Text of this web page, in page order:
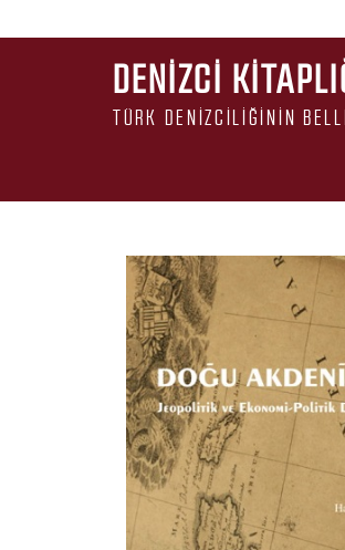
DENIZCI
TÜRK DENIZCILIĞININ